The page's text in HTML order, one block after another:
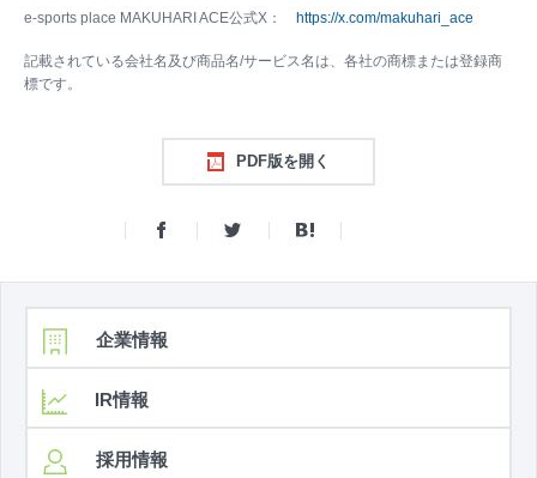
e-sports place MAKUHARI ACE公式X： https://x.com/makuhari_ace
記載されている会社名及び商品名/サービス名は、各社の商標または登録商
標です。
PDF版を開く
企業情報
IR情報
採用情報